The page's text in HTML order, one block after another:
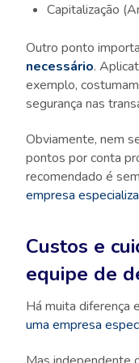
Capitalização
Outro ponto
necessário.
exemplo,
segurança nas
Obviamente, nem
pontos por conta
recomendado é
empresa
Custos e
equipe de
Há muita diferença
uma empresa